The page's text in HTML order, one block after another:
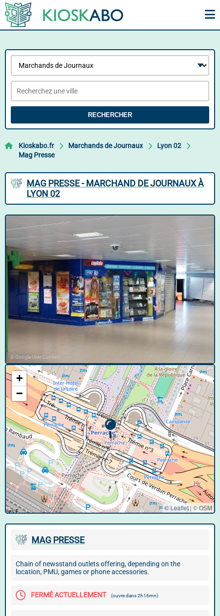
RECHERCHER
Kioskabo.fr Marchands de Journaux
Lyon 02
Mag Presse
MAG PRESSE - MARCHAND DE JOURNAUX À
LYON 02
© Google User Content
+
−
© Leaflet | ©OSM
MAG PRESSE
Chain of newsstand outlets offering, depending on the
location, PMU, games or phone accessories.
FERMÉ ACTUELLEMENT (ouvre dans 2h16mn)